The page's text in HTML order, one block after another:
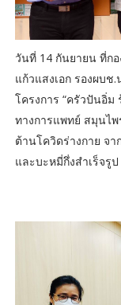
วันที่ 14 กันยายน ที่ก
แก้วแสงเอก รองผบ
โครงการ “ครัวปันอิ่ม
ทางการแพทย์ สมุนไ
ต้านโควิดร่างกาย จ
และบะหมี่กึ่งสำเร็จรูป